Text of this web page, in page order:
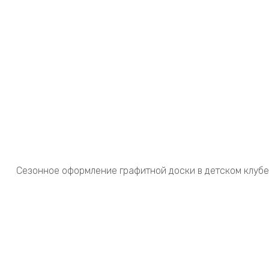
Сезонное оформление графитной доски в детском клубе